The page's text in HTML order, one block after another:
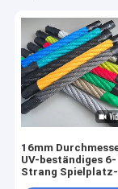
16mm
UV-beständiges 6-
Strang Spielplatz-